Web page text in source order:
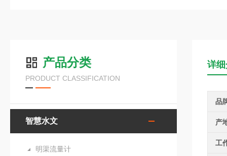
产品分类
PRODUCT CLASSIFICATION
智慧水文
明渠流量计
详
品
产
工